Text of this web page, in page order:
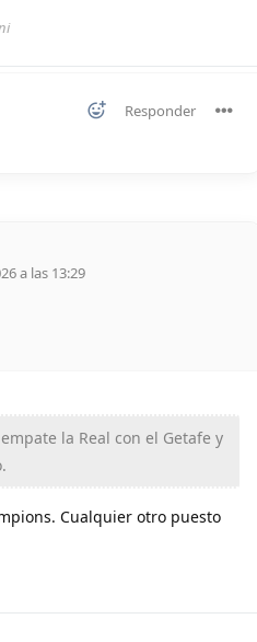
Responder
a las 13:29
la Real con el Getafe y
Cualquier otro puesto